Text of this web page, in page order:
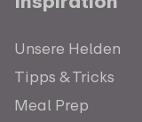
Unsere Helden
Tipps & Tricks
Meal Prep